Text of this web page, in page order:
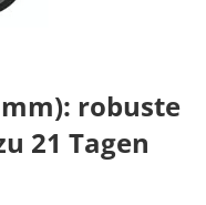
robuste
21 Tagen